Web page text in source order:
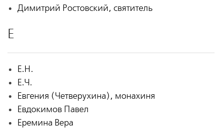
Димитрий Ростовский, святитель
Е
Е.Н.
Е.Ч.
Евгения (Четверухина), монахиня
Евдокимов Павел
Еремина Вера